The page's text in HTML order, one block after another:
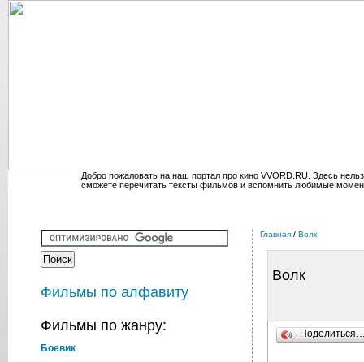
Добро пожаловать на наш портал про кино VVORD.RU. Здесь
сможете перечитать тексты фильмов и вспомнить любимые
Фильмы по алфавиту
Фильмы по жанру:
Боевик
Главная / Волк
Волк